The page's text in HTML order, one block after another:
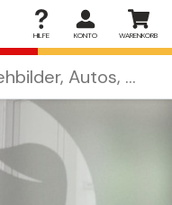
HILFE KONTO WARENKORB